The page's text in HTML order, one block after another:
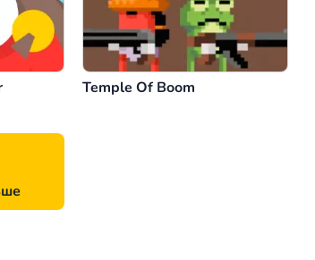
Temple Of Boom